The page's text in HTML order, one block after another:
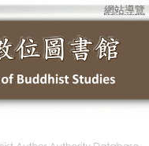
網站導覽